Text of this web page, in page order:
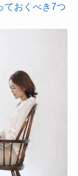
ておくべき7つ